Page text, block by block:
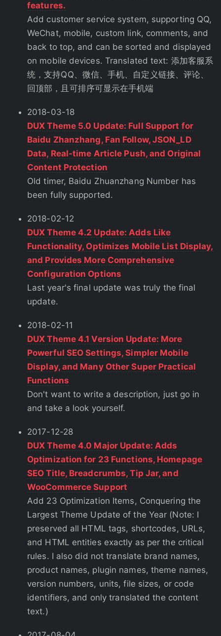
features.
Add customer service system, supporting QQ,
WeChat, mobile, custom link, comments, and
back to top, and can be sorted and displayed
on mobile devices. Translated text: 添加客服系
统，支持QQ、微信、手机、自定义链接、评论、
回顶部，且可排序可显示在手机端
2018-03-18
DUX Theme 5.0 Update: Full Support for
Baidu Zhanzhang, Fan Follow, JSON_LD
Data, Real-time Article Push, and Original
Content Protection
Old timer, Baidu Zhuanzhang Number has
been fully supported.
2018-02-12
DUX Theme 4.2 Update: Adds Like
Functionality, Optimizes Mobile List Display,
and Provides More Comprehensive
Configuration Options
Last year's final update was truly the final
update.
2018-02-11
DUX Theme 4.1 Version Update: More
Powerful SEO Settings, Simpler Mobile
Display, and Many Other Super Practical
Functions
Don't want to write a description, just go in
and take a look yourself.
2017-12-28
DUX Theme 4.0 Major Update: Adds
Optimization for 23 Functions, Homepage
SEO Title, Breadcrumbs, Tip Jar, and
WooCommerce Support
Add 23 Optimization Items, Conquering the
Largest Theme Update of the Year (Note: I
preserved all HTML tags, shortcodes, URLs,
and HTML entities exactly as per the critical
rules. I also did not translate brand names,
product names, plugin names, theme names,
version numbers, units, file sizes, or code
identifiers, and only translated the content
text.)